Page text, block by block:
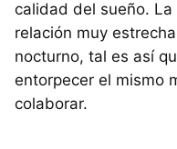
calidad del sueño.
relación muy
nocturno, tal es así
entorpecer el mismo
colaborar.